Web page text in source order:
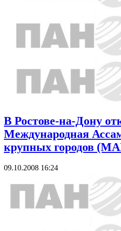
В Ростове-на-Дону
Международная
крупных городов
09.10.2008 16:24